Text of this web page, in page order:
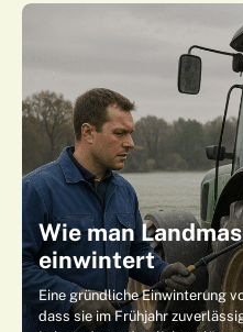
Wie man
einwintert
Eine gründliche Einwinterung
dass sie im Frühjahr